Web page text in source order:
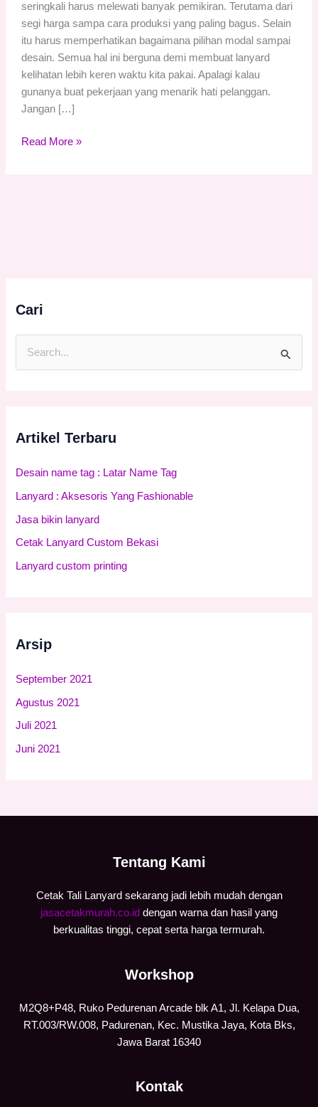
seringkali harus melewati banyak pemikiran. Terutama dari
segi harga sampa cara produksi yang paling bagus. Selain
itu harus memperhatikan bagaimana pilihan modal sampai
desain. Semua hal ini berguna demi membuat lanyard
kelihatan lebih keren waktu kita pakai. Apalagi kalau
gunanya buat pekerjaan yang menarik hati pelanggan.
Jangan […]
Read More »
Cari
u
t
u
k
:
Artikel Terbaru
Desain name tag : Latar Name Tag
Lanyard : Aksesoris Yang Fashionable
Jasa bikin lanyard
Cetak Lanyard Custom Bekasi
Lanyard custom printing
Arsip
September 2021
Agustus 2021
Juli 2021
Juni 2021
Tentang Kami
Cetak Tali Lanyard sekarang jadi lebih mudah dengan
jasacetakmurah.co.id dengan warna dan hasil yang
berkualitas tinggi, cepat serta harga termurah.
Workshop
M2Q8+P48, Ruko Pedurenan Arcade blk A1, Jl. Kelapa Dua,
RT.003/RW.008, Padurenan, Kec. Mustika Jaya, Kota Bks,
Jawa Barat 16340
Kontak